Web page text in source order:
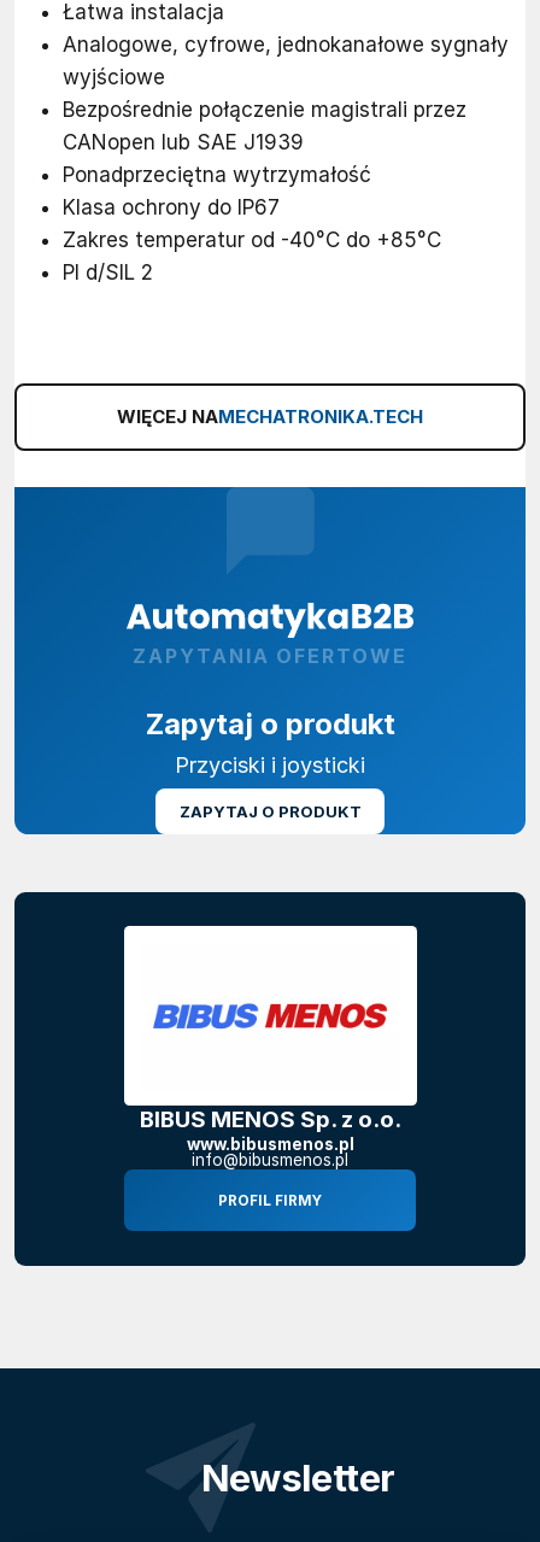
Łatwa instalacja
Analogowe, cyfrowe, jednokanałowe sygnały
wyjściowe
Bezpośrednie połączenie magistrali przez
CANopen lub SAE J1939
Ponadprzeciętna wytrzymałość
Klasa ochrony do IP67
Zakres temperatur od -40°C do +85°C
Pl d/SIL 2
WIĘCEJ NAMECHATRONIKA.TECH
ZAPYTANIA OFERTOWE
Zapytaj o produkt
Przyciski i joysticki
ZAPYTAJ O PRODUKT
BIBUS MENOS Sp. z o.o.
www.bibusmenos.pl
info@bibusmenos.pl
PROFIL FIRMY
Newsletter